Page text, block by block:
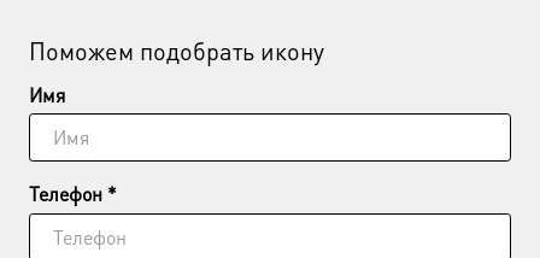
Поможем подобрать икону
Имя
Телефон *